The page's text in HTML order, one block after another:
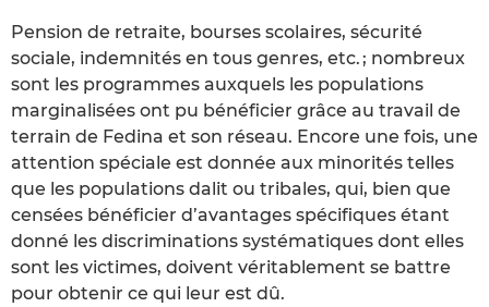
Pension de retraite, bourses scolaires, sécurité
sociale, indemnités en tous genres, etc. ; nombreux
sont les programmes auxquels les populations
marginalisées ont pu bénéficier grâce au travail de
terrain de Fedina et son réseau. Encore une fois, une
attention spéciale est donnée aux minorités telles
que les populations dalit ou tribales, qui, bien que
censées bénéficier d’avantages spécifiques étant
donné les discriminations systématiques dont elles
sont les victimes, doivent véritablement se battre
pour obtenir ce qui leur est dû.